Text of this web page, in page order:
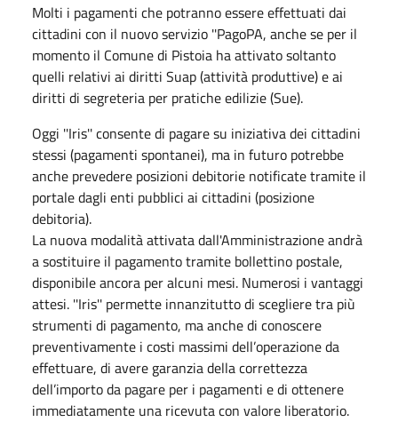
Molti i pagamenti che potranno essere effettuati dai
cittadini con il nuovo servizio ''PagoPA, anche se per il
momento il Comune di Pistoia ha attivato soltanto
quelli relativi ai diritti Suap (attività produttive) e ai
diritti di segreteria per pratiche edilizie (Sue).
Oggi ''Iris'' consente di pagare su iniziativa dei cittadini
stessi (pagamenti spontanei), ma in futuro potrebbe
anche prevedere posizioni debitorie notificate tramite il
portale dagli enti pubblici ai cittadini (posizione
debitoria).
La nuova modalità attivata dall'Amministrazione andrà
a sostituire il pagamento tramite bollettino postale,
disponibile ancora per alcuni mesi. Numerosi i vantaggi
attesi. ''Iris'' permette innanzitutto di scegliere tra più
strumenti di pagamento, ma anche di conoscere
preventivamente i costi massimi dell’operazione da
effettuare, di avere garanzia della correttezza
dell’importo da pagare per i pagamenti e di ottenere
immediatamente una ricevuta con valore liberatorio.